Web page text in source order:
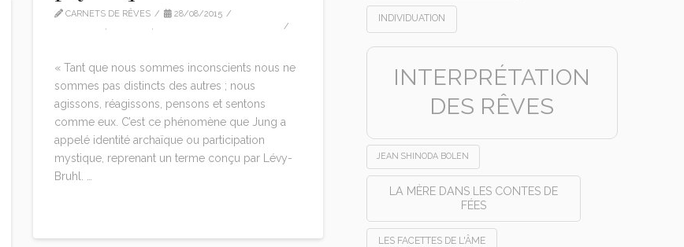
CARNETS DE RÊVES
28/08/2015
, ,
« Tant que nous sommes inconscients nous ne
sommes pas distincts des autres ; nous
agissons, réagissons, pensons et sentons
comme eux. C’est ce phénomène que Jung a
appelé identité archaïque ou participation
mystique, reprenant un terme conçu par Lévy-
Bruhl. …
INDIVIDUATION
INTERPRÉTATION
DES RÊVES
JEAN SHINODA BOLEN
LA MÈRE DANS LES CONTES DE
FÉES
LES FACETTES DE L'ÂME